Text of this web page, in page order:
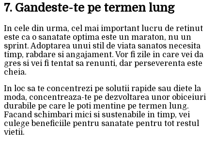
7. Gandeste-te pe termen lung
In cele din urma, cel mai important lucru de retinut
este ca o sanatate optima este un maraton, nu un
sprint. Adoptarea unui stil de viata sanatos necesita
timp, rabdare si angajament. Vor fi zile in care vei da
gres si vei fi tentat sa renunti, dar perseverenta este
cheia.
In loc sa te concentrezi pe solutii rapide sau diete la
moda, concentreaza-te pe dezvoltarea unor obiceiuri
durabile pe care le poti mentine pe termen lung.
Facand schimbari mici si sustenabile in timp, vei
culege beneficiile pentru sanatate pentru tot restul
vietii.